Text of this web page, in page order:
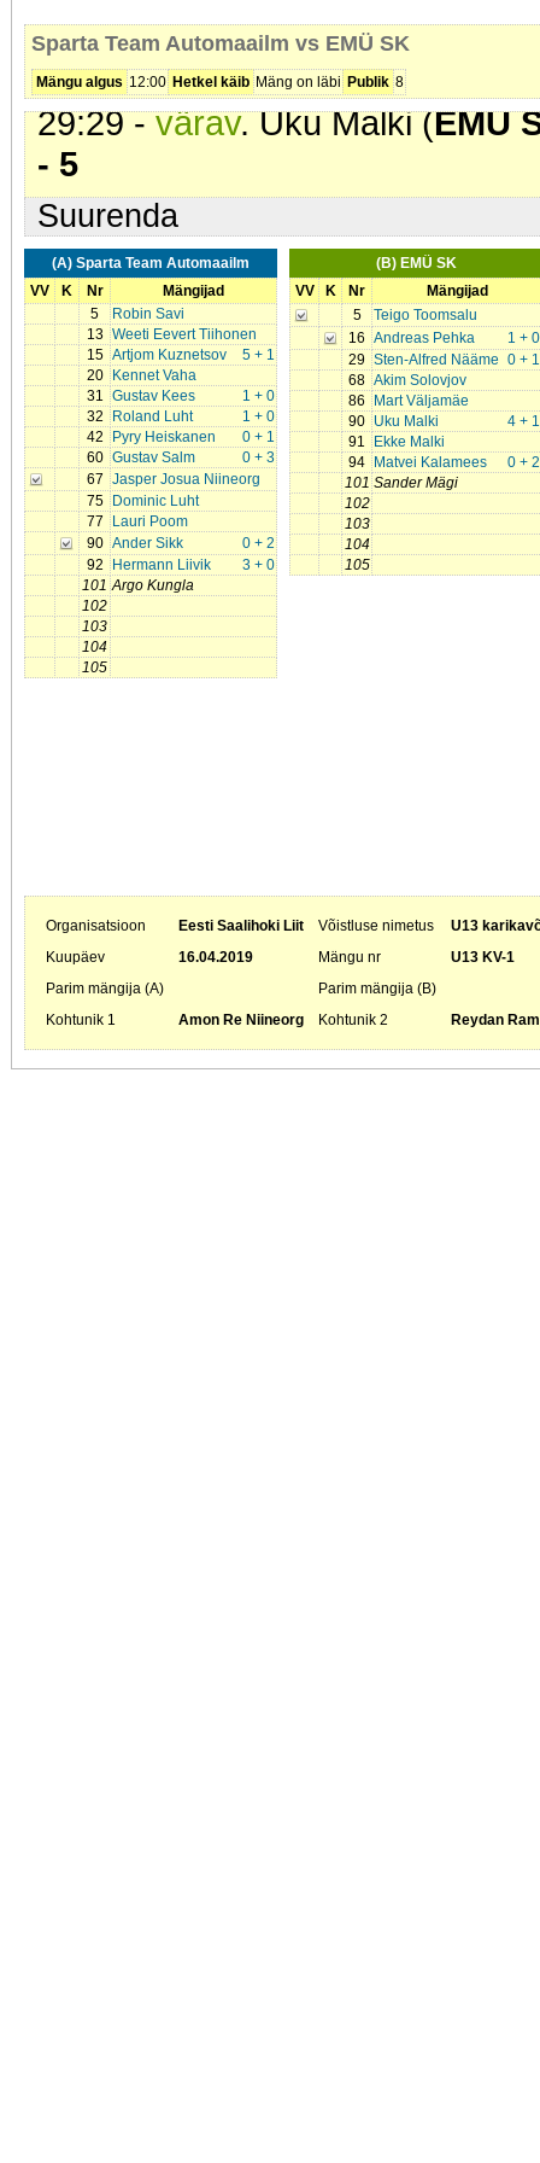
Sparta Team Automaailm vs EMÜ SK
Mängu algus 12:00 Hetkel käib Mäng on läbi Publik 8
26:47 -värav. Roland Luht (
Salm. Seis10 - 4
29:29 -värav. Uku Malki (EMÜ
- 5
Suurenda
(A) Sparta Team Automaailm
VV
K Nr
Mängijad
5
Robin Savi
13 Weeti Eevert Tiihonen
15
5 + 1
Artjom Kuznetsov
20
Kennet Vaha
31
1 + 0
Gustav Kees
32
1 + 0
Roland Luht
42
0 + 1
Pyry Heiskanen
60
0 + 3
Gustav Salm
67 Jasper Josua Niineorg
75
Dominic Luht
77
Lauri Poom
90
0 + 2
Ander Sikk
92
3 + 0
Hermann Liivik
101 Argo Kungla
102
103
104
105
(B) EMÜ SK
VV
K Nr
Mängijad
5
Teigo Toomsalu
16
1 + 0
Andreas Pehka
29
0 + 1
Sten-Alfred Nääme
68 Akim Solovjov
86
Mart Väljamäe
90
4 + 1
Uku Malki
91
Ekke Malki
94
0 + 2
Matvei Kalamees
101 Sander Mägi
102
103
104
105
Organisatsioon Eesti Saalihoki Liit Võistluse nimetus
U13
Kuupäev
16.04.2019 Mängu nr
U13 KV-1
Parim mängija (A)
Parim mängija (B)
Kohtunik 1
Amon Re Niineorg Kohtunik 2 Reydan